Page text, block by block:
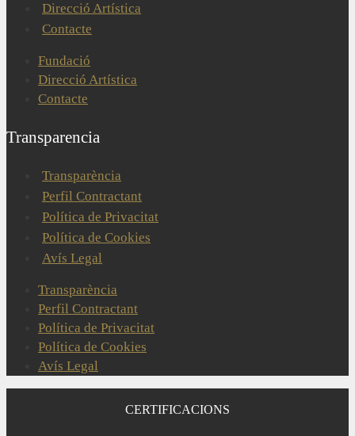
Direcció Artística
Contacte
Fundació
Direcció Artística
Contacte
Transparencia
Transparència
Perfil Contractant
Política de Privacitat
Política de Cookies
Avís Legal
Transparència
Perfil Contractant
Política de Privacitat
Política de Cookies
Avís Legal
CERTIFICACIONS